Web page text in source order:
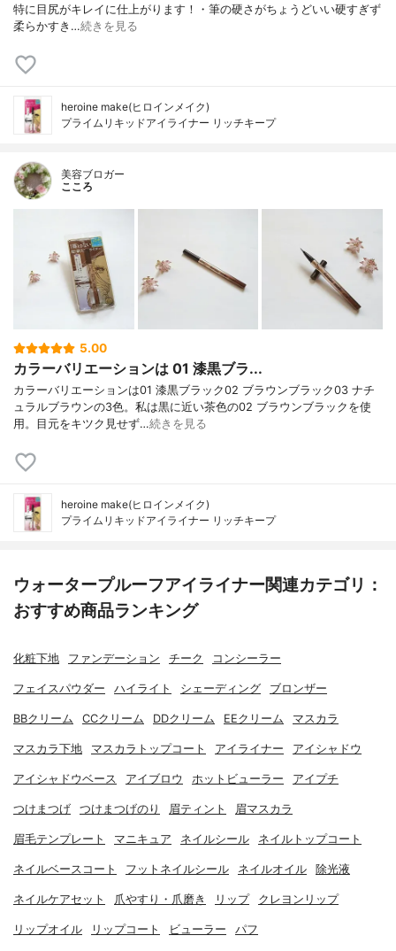
特に目尻がキレイに仕上がります！・筆の硬さがちょうどいい硬すぎず
柔らかすき…続きを見る
heroine make(ヒロインメイク)
プライムリキッドアイライナー リッチキープ
美容ブロガー
こころ
5.00
カラーバリエーションは 01 漆黒ブラ...
カラーバリエーションは01 漆黒ブラック02 ブラウンブラック03 ナチ
ュラルブラウンの3色。私は黒に近い茶色の02 ブラウンブラックを使
用。目元をキツク見せず…続きを見る
heroine make(ヒロインメイク)
プライムリキッドアイライナー リッチキープ
ウォータープルーフアイライナー関連カテゴリ：
おすすめ商品ランキング
化粧下地 ファンデーション チーク コンシーラー
フェイスパウダー ハイライト シェーディング ブロンザー
BBクリーム CCクリーム DDクリーム EEクリーム マスカラ
マスカラ下地 マスカラトップコート アイライナー アイシャドウ
アイシャドウベース アイブロウ ホットビューラー アイプチ
つけまつげ つけまつげのり 眉ティント 眉マスカラ
眉毛テンプレート マニキュア ネイルシール ネイルトップコート
ネイルベースコート フットネイルシール ネイルオイル 除光液
ネイルケアセット 爪やすり・爪磨き リップ クレヨンリップ
リップオイル リップコート ビューラー パフ